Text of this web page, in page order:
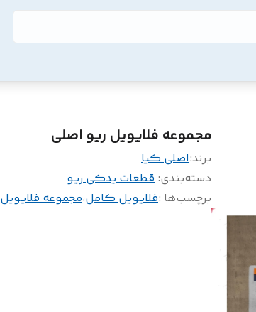
مجموعه فلایویل ریو اصلی
برند:اصلی کیا
دسته‌بندی: قطعات یدکی ریو
برچسب‌ها :فلایویل کامل،مجموعه فلایویل